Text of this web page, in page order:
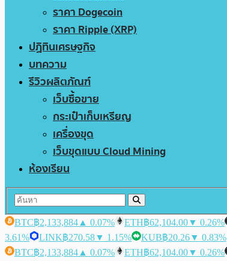
ราคา Dogecoin
ราคา Ripple (XRP)
ปฏิทินเศรษฐกิจ
บทความ
รีวิวผลิตภัณฑ์
เว็บซื้อขาย
กระเป๋าเก็บเหรียญ
เครื่องขุด
เว็บขุดแบบ Cloud Mining
ห้องเรียน
BTC฿2,133,884 ▲ 0.07% ETH฿62,104.00▼ 0.26%
3.61%
LINK฿270.58▼ 1.15% KUB฿20.26▼ 0.83%
BTC฿2,133,884 ▲ 0.07% ETH฿62,104.00▼ 0.26%